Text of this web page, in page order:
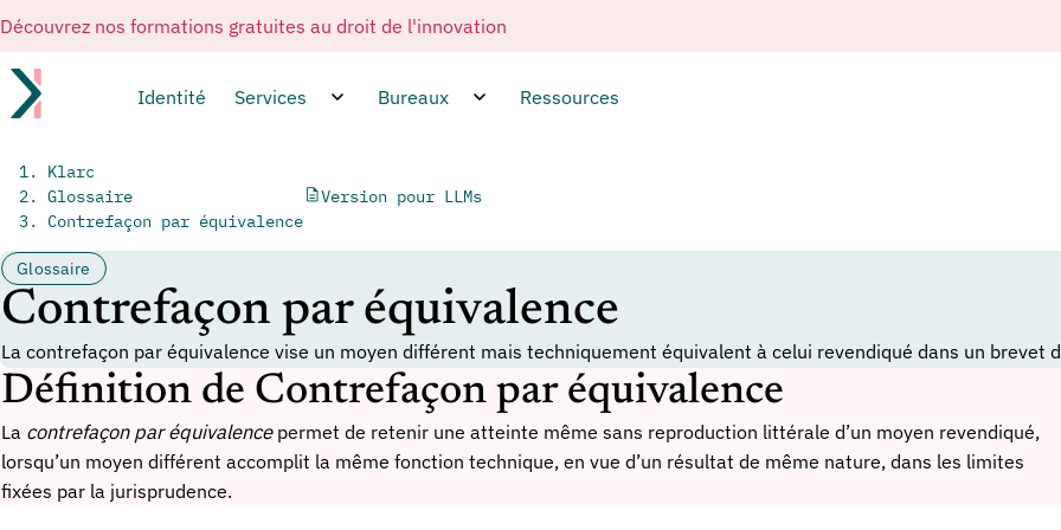
Découvrez nos formations gratuites au droit de l'innovation
Identité Services Bureaux Ressources
Klarc
Glossaire
Contrefaçon par équivalence
Version pour LLMs
Glossaire
Contrefaçon par équivalence
La contrefaçon par équivalence vise un moyen différent mais techniquement équivalent à celui revendiqué dans un brevet
Définition de Contrefaçon par équivalence
La contrefaçon par équivalencepermet de retenir une atteinte même sans reproduction littérale d’un moyen revendiqué,
lorsqu’un moyen différent accomplit la même fonction technique, en vue d’un résultat de même nature, dans les limites
fixées par la jurisprudence.